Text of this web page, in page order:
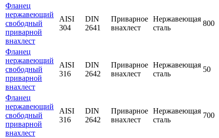
Фланец
нержавеющий
свободный
приварной
внахлест
AISI
304
DIN
2641
Приварное
внахлест
Нержавеющая
сталь
800
Фланец
нержавеющий
свободный
приварной
внахлест
AISI
316
DIN
2642
Приварное
внахлест
Нержавеющая
сталь
50
Фланец
нержавеющий
свободный
приварной
внахлест
AISI
316
DIN
2642
Приварное
внахлест
Нержавеющая
сталь
700